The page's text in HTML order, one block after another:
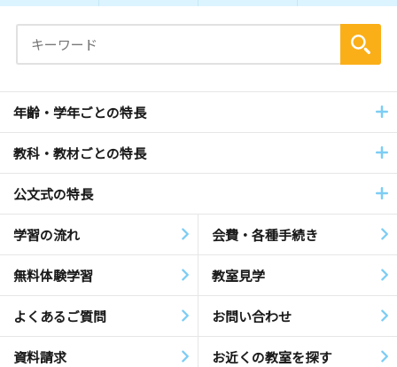
年齢・学年ごとの特長
教科・教材ごとの特長
公文式の特長
学習の流れ 会費・各種手続き
無料体験学習 教室見学
よくあるご質問 お問い合わせ
資料請求 お近くの教室を探す